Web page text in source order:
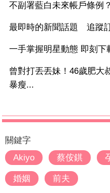
不副署藍白未來帳戶條例
最即時的新聞話題 追蹤
一手掌握明星動態 即刻下
曾對打丟丟妹！46歲肥
暴瘦...
關鍵字
Akiyo
蔡侒錤
婚姻 前夫